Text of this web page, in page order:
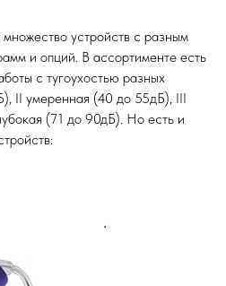
устройств с разным
и опций. В ассортименте есть
с тугоухостью разных
II умеренная (40 до 55дБ), III
(71 до 90дБ). Но есть и